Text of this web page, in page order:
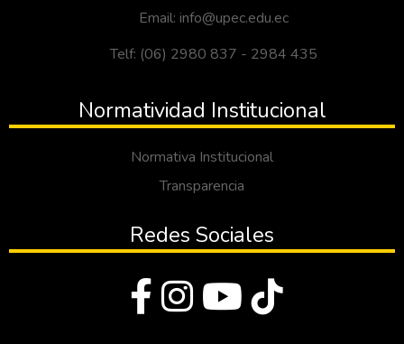
Email: info@upec.edu.ec
Telf: (06) 2980 837 - 2984 435
Normatividad Institucional
Normativa Institucional
Transparencia
Redes Sociales